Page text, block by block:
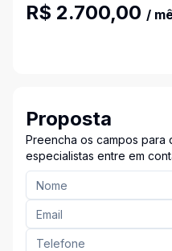
R$ 2.700,00 /
Proposta
Preencha os campos para
especialistas entre em